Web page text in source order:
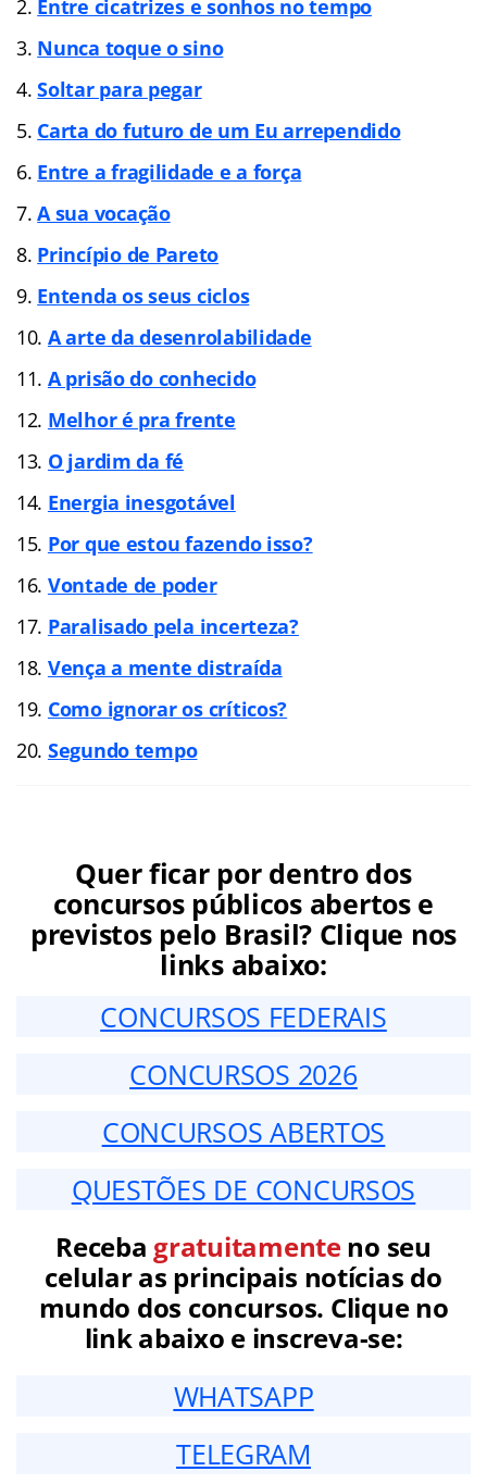
Entre cicatrizes e sonhos no tempo
Nunca toque o sino
Soltar para pegar
Carta do futuro de um Eu arrependido
Entre a fragilidade e a força
A sua vocação
Princípio de Pareto
Entenda os seus ciclos
A arte da desenrolabilidade
A prisão do conhecido
Melhor é pra frente
O jardim da fé
Energia inesgotável
Por que estou fazendo isso?
Vontade de poder
Paralisado pela incerteza?
Vença a mente distraída
Como ignorar os críticos?
Segundo tempo
Quer ficar por dentro dos
concursos públicos abertos e
previstos pelo Brasil? Clique nos
links abaixo:
CONCURSOS FEDERAIS
CONCURSOS 2026
CONCURSOS ABERTOS
QUESTÕES DE CONCURSOS
Receba gratuitamenteno seu
celular as principais notícias do
mundo dos concursos. Clique no
link abaixo e inscreva-se:
WHATSAPP
TELEGRAM